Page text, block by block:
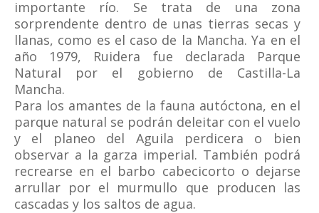
importante río. Se trata de una zona
sorprendente dentro de unas tierras secas y
llanas, como es el caso de la Mancha. Ya en el
año 1979, Ruidera fue declarada Parque
Natural por el gobierno de Castilla-La
Mancha.
Para los amantes de la fauna autóctona, en el
parque natural se podrán deleitar con el vuelo
y el planeo del Aguila perdicera o bien
observar a la garza imperial. También podrá
recrearse en el barbo cabecicorto o dejarse
arrullar por el murmullo que producen las
cascadas y los saltos de agua.